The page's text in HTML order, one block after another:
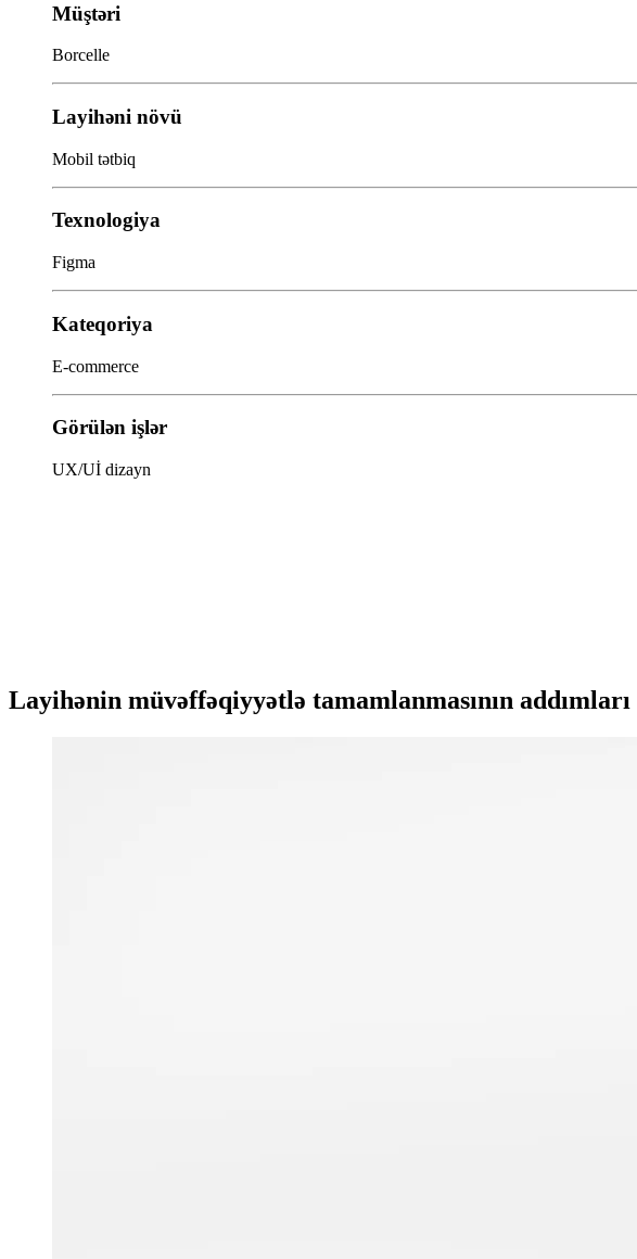
Müştəri
Borcelle
Layihəni növü
Mobil tətbiq
Texnologiya
Figma
Kateqoriya
E-commerce
Görülən işlər
UX/Uİ dizayn
Layihənin müvəffəqiyyətlə tamamlanmasının addımları